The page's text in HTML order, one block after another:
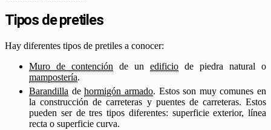
Tipos de pretiles
Hay diferentes tipos de pretiles a conocer:
Muro de contención de un edificio de piedra natural o
mampostería.
Barandilla dehormigón armado. Estos son muy comunes en
la construcción de carreteras y puentes de carreteras. Estos
pueden ser de tres tipos diferentes: superficie exterior, línea
recta o superficie curva.